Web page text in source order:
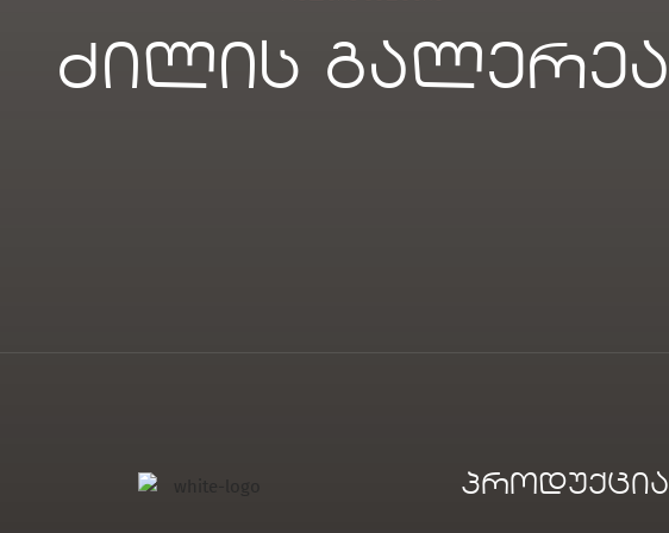
ძილის გალერეა
პროდუქცია